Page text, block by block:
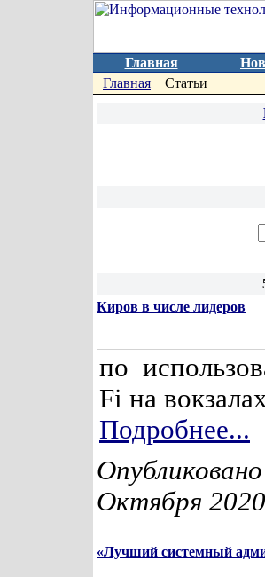
Главная
Главная
Статьи
Киров в числе лидеров
по
Fi на
Подробнее...
Октября
«Лучший системный